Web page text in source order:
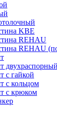
KBE
REHAU
REHAU
двухраспорный
с гайкой
с кольцом
с крюком